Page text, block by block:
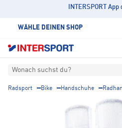
INTERSPORT
WÄHLE DEINEN SHOP
Wonach suchst du?
Radsport Bike Handschuhe